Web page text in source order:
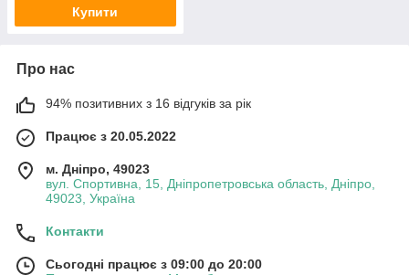
Купити
Про нас
94% позитивних з 16 відгуків за рік
Працює з 20.05.2022
м. Дніпро, 49023
вул. Спортивна, 15, Дніпропетровська область, Дніпро,
49023, Україна
Контакти
Сьогодні працює з 09:00 до 20:00